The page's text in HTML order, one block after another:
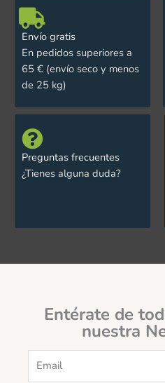
Envío gratis
En pedidos superiores a
65 € (envío seco y menos
de 25 kg)
Preguntas frecuentes
¿Tienes alguna duda?
Entérate de
nuestra